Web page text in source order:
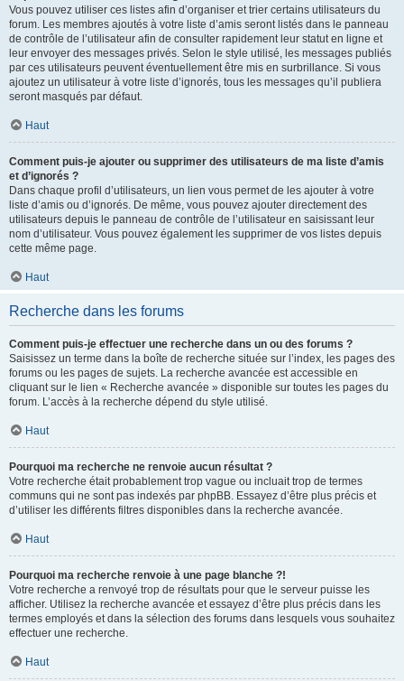
Vous pouvez utiliser ces listes afin d’organiser et trier certains utilisateurs du
forum. Les membres ajoutés à votre liste d’amis seront listés dans le panneau
de contrôle de l’utilisateur afin de consulter rapidement leur statut en ligne et
leur envoyer des messages privés. Selon le style utilisé, les messages publiés
par ces utilisateurs peuvent éventuellement être mis en surbrillance. Si vous
ajoutez un utilisateur à votre liste d’ignorés, tous les messages qu’il publiera
seront masqués par défaut.
Haut
Comment puis-je ajouter ou supprimer des utilisateurs de ma liste d’amis
et d’ignorés ?
Dans chaque profil d’utilisateurs, un lien vous permet de les ajouter à votre
liste d’amis ou d’ignorés. De même, vous pouvez ajouter directement des
utilisateurs depuis le panneau de contrôle de l’utilisateur en saisissant leur
nom d’utilisateur. Vous pouvez également les supprimer de vos listes depuis
cette même page.
Haut
Recherche dans les forums
Comment puis-je effectuer une recherche dans un ou des forums ?
Saisissez un terme dans la boîte de recherche située sur l’index, les pages des
forums ou les pages de sujets. La recherche avancée est accessible en
cliquant sur le lien « Recherche avancée » disponible sur toutes les pages du
forum. L’accès à la recherche dépend du style utilisé.
Haut
Pourquoi ma recherche ne renvoie aucun résultat ?
Votre recherche était probablement trop vague ou incluait trop de termes
communs qui ne sont pas indexés par phpBB. Essayez d’être plus précis et
d’utiliser les différents filtres disponibles dans la recherche avancée.
Haut
Pourquoi ma recherche renvoie à une page blanche ?!
Votre recherche a renvoyé trop de résultats pour que le serveur puisse les
afficher. Utilisez la recherche avancée et essayez d’être plus précis dans les
termes employés et dans la sélection des forums dans lesquels vous souhaitez
effectuer une recherche.
Haut